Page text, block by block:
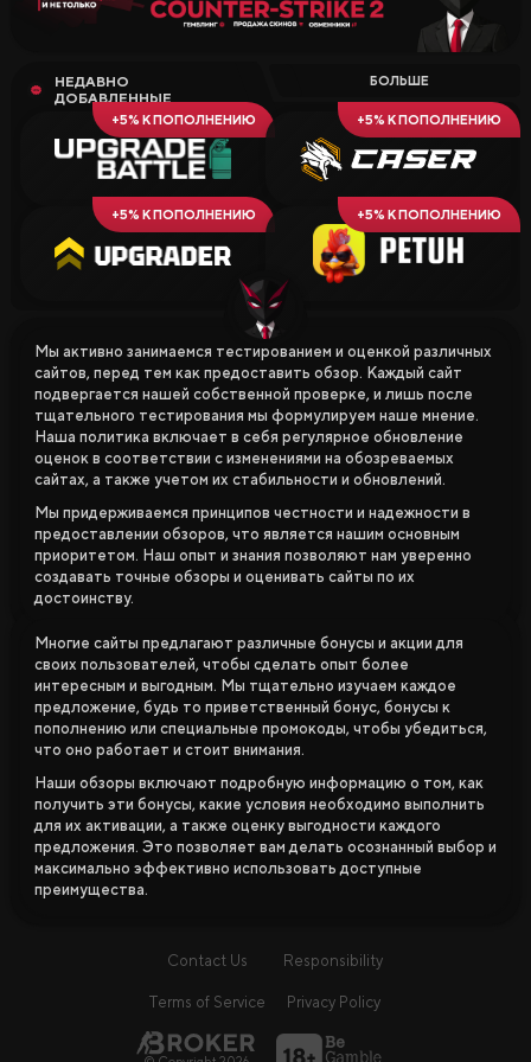
Мы активно занимаемся тестированием и оценкой различных
сайтов, перед тем как предоставить обзор. Каждый сайт
подвергается нашей собственной проверке, и лишь после
тщательного тестирования мы формулируем наше мнение.
Наша политика включает в себя регулярное обновление
оценок в соответствии с изменениями на обозреваемых
сайтах, а также учетом их стабильности и обновлений.
Мы придерживаемся принципов честности и надежности в
предоставлении обзоров, что является нашим основным
приоритетом. Наш опыт и знания позволяют нам уверенно
создавать точные обзоры и оценивать сайты по их
достоинству.
Многие сайты предлагают различные бонусы и акции для
своих пользователей, чтобы сделать опыт более
интересным и выгодным. Мы тщательно изучаем каждое
предложение, будь то приветственный бонус, бонусы к
пополнению или специальные промокоды, чтобы убедиться,
что оно работает и стоит внимания.
Наши обзоры включают подробную информацию о том, как
получить эти бонусы, какие условия необходимо выполнить
для их активации, а также оценку выгодности каждого
предложения. Это позволяет вам делать осознанный выбор и
максимально эффективно использовать доступные
преимущества.
НЕДАВНО
ДОБАВЛЕННЫЕ
БОЛЬШЕ
+5% К ПОПОЛНЕНИЮ +5% К ПОПОЛНЕНИЮ
+5% К ПОПОЛНЕНИЮ +5% К ПОПОЛНЕНИЮ
Contact Us Responsibility
Terms of Service Privacy Policy